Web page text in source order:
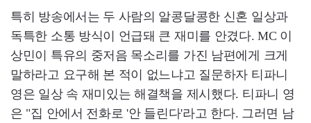
특히 방송에서는 두 사람의 알콩달콩한 신혼 일상과
독특한 소통 방식이 언급돼 큰 재미를 안겼다. MC 이
상민이 특유의 중저음 목소리를 가진 남편에게 크게
말하라고 요구해 본 적이 없느냐고 질문하자 티파니
영은 일상 속 재미있는 해결책을 제시했다. 티파니 영
은 "집 안에서 전화로 '안 들린다'라고 한다. 그러면 남